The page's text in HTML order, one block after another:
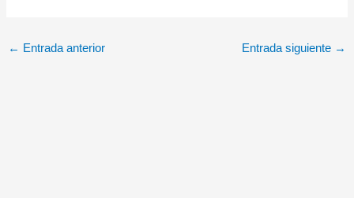
← Entrada anterior Entrada siguiente →